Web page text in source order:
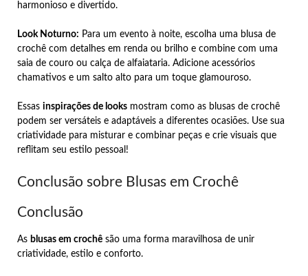
harmonioso e divertido.
Look Noturno: Para um evento à noite, escolha uma blusa de
crochê com detalhes em renda ou brilho e combine com uma
saia de couro ou calça de alfaiataria. Adicione acessórios
chamativos e um salto alto para um toque glamouroso.
Essas inspirações de looks mostram como as blusas de crochê
podem ser versáteis e adaptáveis a diferentes ocasiões. Use sua
criatividade para misturar e combinar peças e crie visuais que
reflitam seu estilo pessoal!
Conclusão sobre Blusas em Crochê
Conclusão
As blusas em crochê são uma forma maravilhosa de unir
criatividade, estilo e conforto.